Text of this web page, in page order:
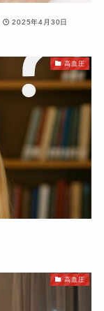
2025年4月30日
高血圧
高血圧